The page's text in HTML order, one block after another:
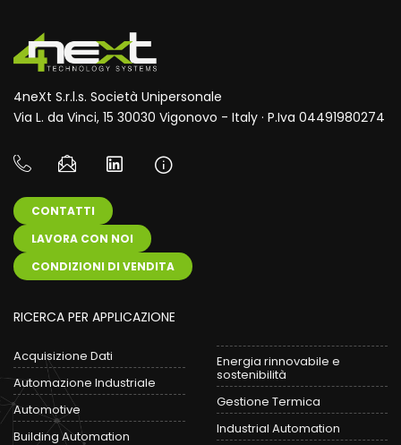
4neXt S.r.l.s. Società Unipersonale
Via L. da Vinci, 15 30030 Vigonovo - Italy · P.Iva 04491980274
CONTATTI
LAVORA CON NOI
CONDIZIONI DI VENDITA
RICERCA PER APPLICAZIONE
Acquisizione Dati
Automazione Industriale
Automotive
Building Automation
Energia rinnovabile e
sostenibilità
Gestione Termica
Industrial Automation